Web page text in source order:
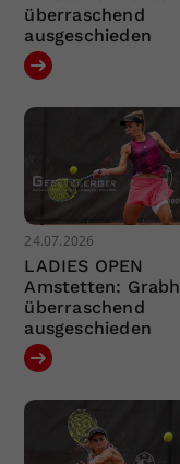
überraschend
ausgeschieden
24.07.2026
LADIES OPEN
Amstetten:
überraschend
ausgeschieden